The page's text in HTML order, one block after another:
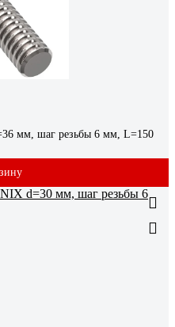
мм, шаг резьбы 6 мм, L=150